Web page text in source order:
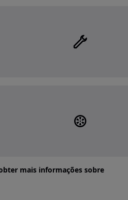
mais informações sobre